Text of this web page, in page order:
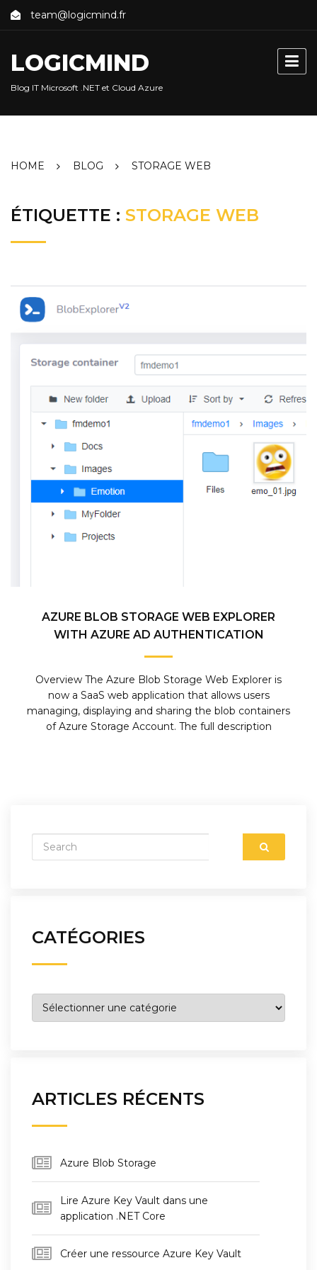
Skip
team@logicmind.fr
LOGICMIND
Blog IT Microsoft .NET et Cloud Azure
HOME BLOG STORAGE WEB
ÉTIQUETTE : STORAGE WEB
AZURE BLOB STORAGE WEB EXPLORER
WITH AZURE AD AUTHENTICATION
Overview The Azure Blob Storage Web Explorer is
now a SaaS web application that allows users
managing, displaying and sharing the blob containers
of Azure Storage Account. The full description
CATÉGORIES
Catégories
ARTICLES RÉCENTS
Azure Blob Storage
Lire Azure Key Vault dans une
application .NET Core
Créer une ressource Azure Key Vault